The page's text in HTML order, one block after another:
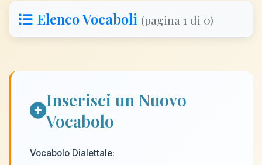
Elenco Vocaboli (pagina 1 di 0)
Inserisci un Nuovo
Vocabolo
Vocabolo Dialettale: